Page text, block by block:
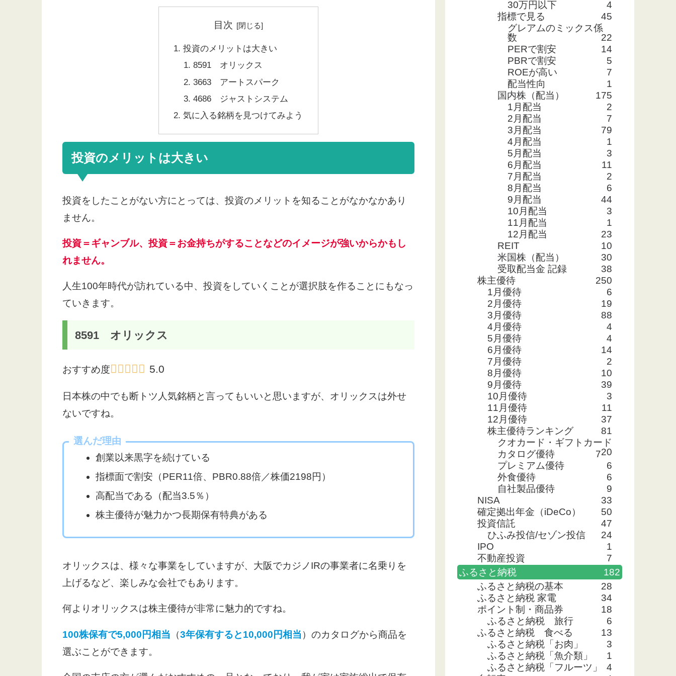
目次
投資のメリットは大きい
8591 オリックス
3663 アートスパーク
4686 ジャストシステム
気に入る銘柄を見つけてみよう
投資のメリットは大きい
投資をしたことがない方にとっては、投資のメリットを知ることがなかなかあり
ません。
投資＝ギャンブル、投資＝お金持ちがすることなどのイメージが強いからかもし
れません。
人生100年時代が訪れている中、投資をしていくことが選択肢を作ることにもなっ
ていきます。
8591 オリックス
おすすめ度 5.0
日本株の中でも断トツ人気銘柄と言ってもいいと思いますが、オリックスは外せ
ないですね。
選んだ理由
創業以来黒字を続けている
指標面で割安（PER11倍、PBR0.88倍／株価2198円）
高配当である（配当3.5％）
株主優待が魅力かつ長期保有特典がある
オリックスは、様々な事業をしていますが、大阪でカジノIRの事業者に名乗りを
上げるなど、楽しみな会社でもあります。
何よりオリックスは株主優待が非常に魅力的ですね。
100株保有で5,000円相当 （3年保有すると10,000円相当 ）のカタログから商品を
選ぶことができます。
30万円以下
4
指標で見る
45
グレアムのミックス係
数
22
PERで割安
14
PBRで割安
5
ROEが高い
7
配当性向
1
国内株（配当）
175
1月配当
2
2月配当
7
3月配当
79
4月配当
1
5月配当
3
6月配当
11
7月配当
2
8月配当
6
9月配当
44
10月配当
3
11月配当
1
12月配当
23
REIT
10
米国株（配当）
30
受取配当金 記録
38
株主優待
250
1月優待
6
2月優待
19
3月優待
88
4月優待
4
5月優待
4
6月優待
14
7月優待
2
8月優待
10
9月優待
39
10月優待
3
11月優待
11
12月優待
37
株主優待ランキング
81
クオカード・ギフトカード
20
カタログ優待
7
プレミアム優待
6
外食優待
6
自社製品優待
9
NISA
33
確定拠出年金（iDeCo）
50
投資信託
47
ひふみ投信/セゾン投信
24
IPO
1
不動産投資
7
ふるさと納税
182
ふるさと納税の基本
28
ふるさと納税 家電
34
ポイント制・商品券
18
ふるさと納税 旅行
6
ふるさと納税 食べる
13
ふるさと納税「お肉」
3
ふるさと納税「魚介類」
1
ふるさと納税「フルーツ」
4